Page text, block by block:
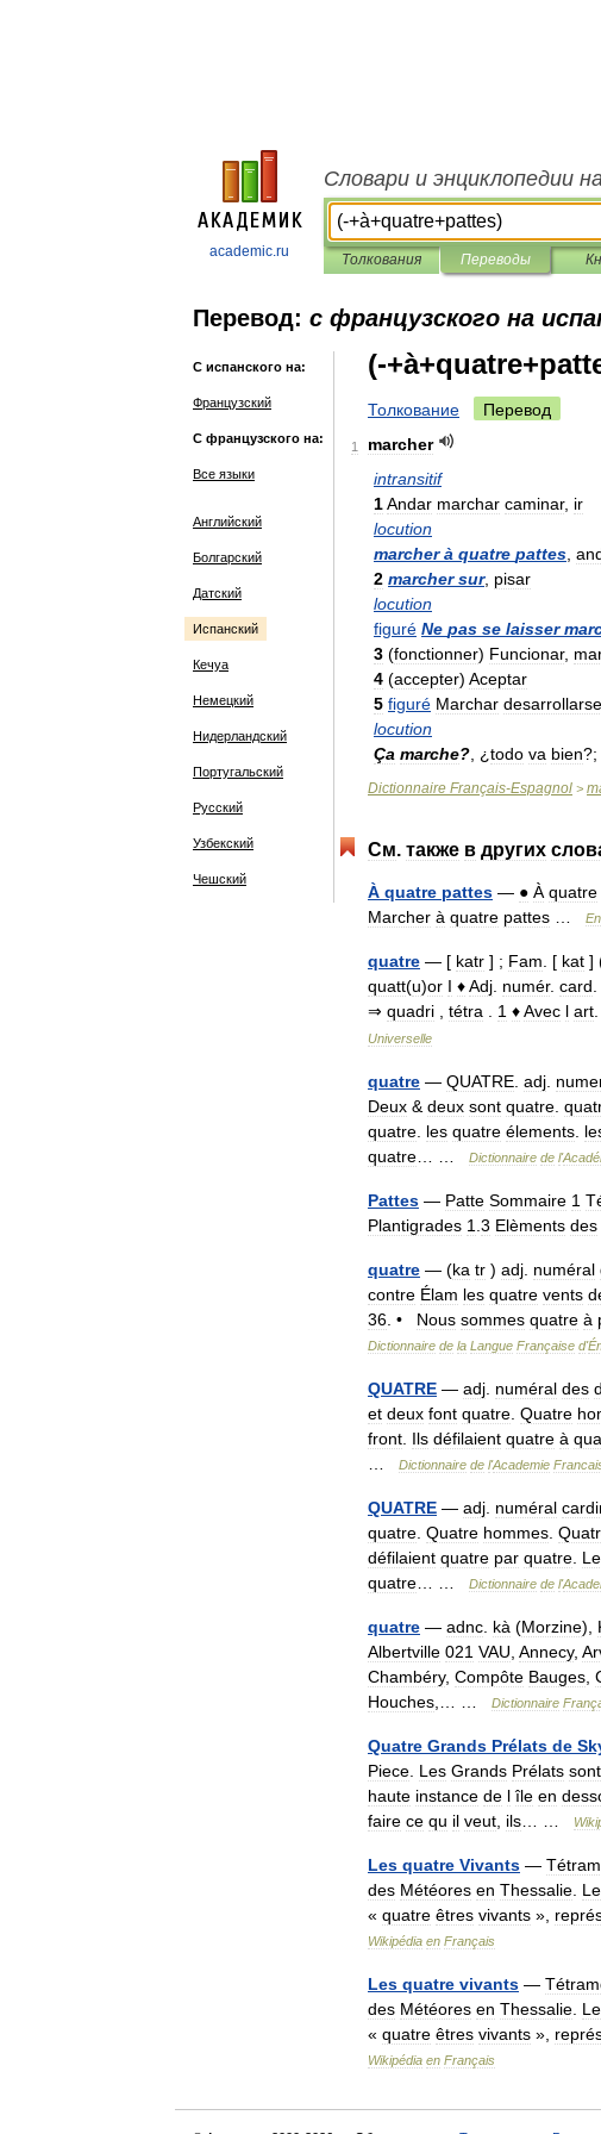
academic.ru
Словари и энциклопедии
Толкования Переводы
Перевод: с французского на
С испанского на:
Французский
С французского на:
Все языки
Английский
Болгарский
Датский
Испанский
Кечуа
Немецкий
Нидерландский
Португальский
Русский
Узбекский
Чешский
(-
Толкование Перевод
1
marcher
intransitif
1Andar marchar caminar, ir
locution
marcher à quatre pattes
2 marcher sur, pisar
locution
figuré Ne pas se laisser
3 (fonctionner) Funcionar,
4 (accepter) Aceptar
5 figuré Marchar
locution
Ça marche? , ¿todo va bien?;
Dictionnaire Français-Espagnol >
См. также в других
À quatre pattes — ● À quatre
Marcher à quatre pattes
quatre — [ katr ] ; Fam . [ kat ]
quatt(u)or I ♦Adj numér. card
⇒ quadri tétra 1 ♦Avec l art
Universelle
quatre — QUATRE adj
Deux & deux sont quatre
quatre les quatre élements
quatre
Dictionnaire de l'
Pattes — Patte Sommaire 1
Plantigrades 1 3 Elèments des
quatre — (ka tr ) adj numéral
contre Élam les quatre vents
36 . • Nous sommes quatre à
Dictionnaire de la Langue Française d'
QUATRE — adj numéral des
et deux font quatre Quatre
front Ils défilaient quatre à
Dictionnaire de l'Academie
QUATRE — adj numéral
quatre Quatre hommes
défilaient quatre par quatre
quatre
Dictionnaire de l'
quatre — adnc kà (Morzine),
Albertville 021 VAU Annecy,
Chambéry, Compôte Bauges
Houches
Dictionnaire
Quatre Grands Prélats de
Piece Les Grands Prélats sont
haute instance de l île en
faire ce qu il veut ils
Les quatre Vivants —
des Météores en Thessalie Le
« quatre êtres vivants »,
Wikipédia en Français
Les quatre vivants —
des Météores en Thessalie Le
« quatre êtres vivants »,
Wikipédia en Français